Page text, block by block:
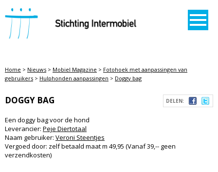
STICHTING INTERMOBIEL
Home > Nieuws > Mobiel Magazine > Fotohoek met aanpassingen van
gebruikers > Hulphonden aanpassingen > Doggy bag
DELEN:
DOGGY BAG
Een doggy bag voor de hond
Leverancier: Peje Diertotaal
Naam gebruiker: Veroni Steentjes
Vergoed door: zelf betaald maat m 49,95 (Vanaf 39,-- geen
verzendkosten)